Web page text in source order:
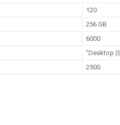
120
256 GB
6000
"Desktop
2500